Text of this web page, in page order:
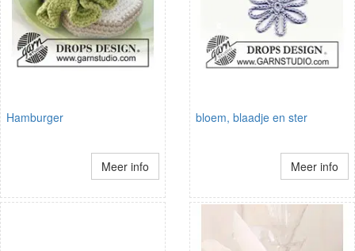
Hamburger
Meer info
bloem, blaadje en ster
Meer info